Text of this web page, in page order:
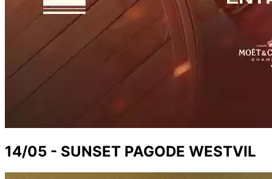
14/05 - SUNSET PAGODE WESTVIL